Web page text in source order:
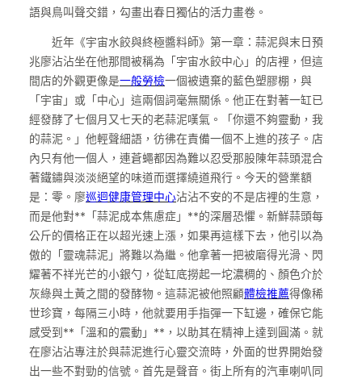
語與鳥叫聲交錯，勾畫出春日獨佔的活力畫卷。
近年《宇宙水餃與終極醬料師》第一章：蒜泥與末日預
兆廖沾沾坐在他那間被稱為「宇宙水餃中心」的店裡，但這
間店的外觀更像是一般勞檢一個被遺棄的藍色塑膠棚，與
「宇宙」或「中心」這兩個詞毫無關係。他正在對著一缸已
經發酵了七個月又七天的老蒜泥嘆氣。「你還不夠靈動，我
的蒜泥。」他輕聲細語，彷彿在責備一個不上進的孩子。店
內只有他一個人，連蒼蠅都因為難以忍受那股陳年蒜頭混合
著鐵鏽與淡淡絕望的味道而選擇繞道飛行。今天的營業額
是：零。廖巡迴健康管理中心沾沾不安的不是店裡的生意，
而是他對**「蒜泥成本焦慮症」**的深層恐懼。新鮮蒜頭每
公斤的價格正在以超光速上漲，如果再這樣下去，他引以為
傲的「靈魂蒜泥」將難以為繼。他拿著一把被磨得光滑、閃
耀著不祥光芒的小銀勺，從缸底撈起一坨濃稠的、顏色介於
灰綠與土黃之間的發酵物。這蒜泥被他照顧體檢推薦得像稀
世珍寶，每隔三小時，他就要用手指彈一下缸邊，確保它能
感受到**「溫和的震動」**，以助其在精神上達到圓滿。就
在廖沾沾專注於與蒜泥進行心靈交流時，外面的世界開始發
出一些不對勁的信號。首先是聲音。街上所有的汽車喇叭同